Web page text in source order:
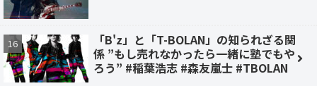
「B'z」と「T-BOLAN」の知られざる関
係 ”もし売れなかったら一緒に塾でもや
ろう” #稲葉浩志 #森友嵐士 #TBOLAN